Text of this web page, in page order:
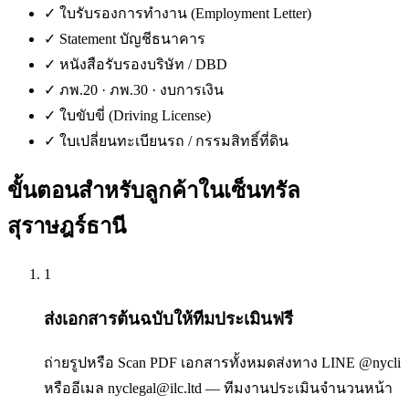
✓ ใบรับรองการทำงาน (Employment Letter)
✓ Statement บัญชีธนาคาร
✓ หนังสือรับรองบริษัท / DBD
✓ ภพ.20 · ภพ.30 · งบการเงิน
✓ ใบขับขี่ (Driving License)
✓ ใบเปลี่ยนทะเบียนรถ / กรรมสิทธิ์ที่ดิน
ขั้นตอนสำหรับลูกค้าในเซ็นทรัล
สุราษฎร์ธานี
1
ส่งเอกสารต้นฉบับให้ทีมประเมินฟรี
ถ่ายรูปหรือ Scan PDF เอกสารทั้งหมดส่งทาง LINE @nycli
หรืออีเมล nyclegal@ilc.ltd — ทีมงานประเมินจำนวนหน้า